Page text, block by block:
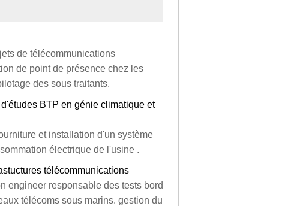
de télécommunications
de point de présence chez les
des sous traitants.
BTP en génie climatique et
et installation d'un système
électrique de l'usine .
télécommunications
engineer responsable des tests bord
télécoms sous marins. gestion du